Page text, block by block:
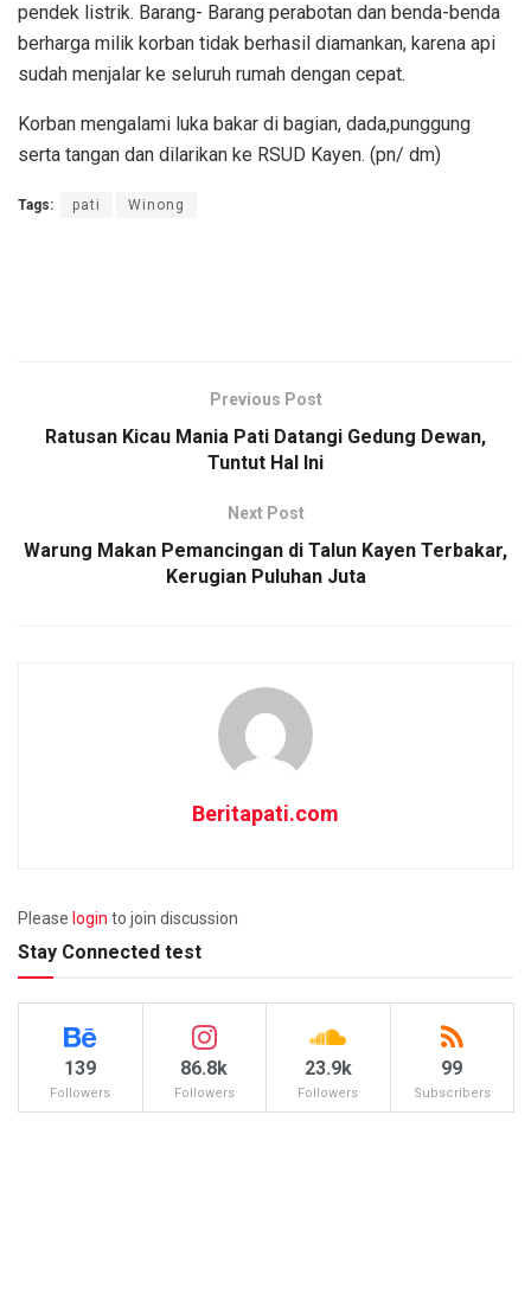
pendek listrik. Barang- Barang perabotan dan benda-benda
berharga milik korban tidak berhasil diamankan, karena api
sudah menjalar ke seluruh rumah dengan cepat.
Korban mengalami luka bakar di bagian, dada,punggung
serta tangan dan dilarikan ke RSUD Kayen. (pn/ dm)
Tags: pati Winong
Previous Post
Ratusan Kicau Mania Pati Datangi Gedung Dewan,
Tuntut Hal Ini
Next Post
Warung Makan Pemancingan di Talun Kayen Terbakar,
Kerugian Puluhan Juta
Beritapati.com
Please login to join discussion
Stay Connected test
139
Followers
86.8k
Followers
23.9k
Followers
99
Subscribers